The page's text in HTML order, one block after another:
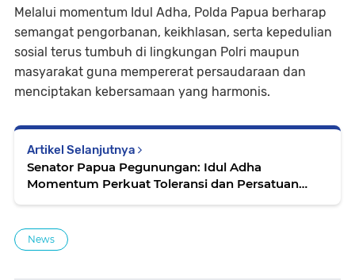
Melalui momentum Idul Adha, Polda Papua berharap
semangat pengorbanan, keikhlasan, serta kepedulian
sosial terus tumbuh di lingkungan Polri maupun
masyarakat guna mempererat persaudaraan dan
menciptakan kebersamaan yang harmonis.
Artikel Selanjutnya
Senator Papua Pegunungan: Idul Adha
Momentum Perkuat Toleransi dan Persatuan
News